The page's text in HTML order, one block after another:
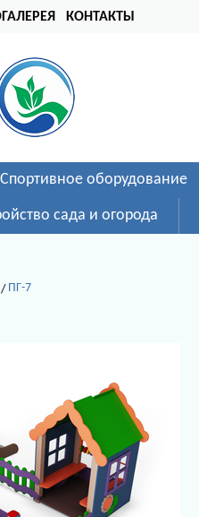
КОНТАКТЫ
Спортивное оборудование
сада и огорода
ПГ-7